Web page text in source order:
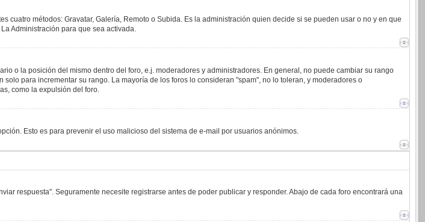
cuatro métodos: Gravatar, Galería, Remoto o Subida. Es la administración quien decide si se pueden usar o no y en que
Administración para que sea activada.
o la posición del mismo dentro del foro, e.j. moderadores y administradores. En general, no puede cambiar su rango
para incrementar su rango. La mayoría de los foros lo consideran "spam", no lo toleran, y moderadores o
como la expulsión del foro.
Esto es para prevenir el uso malicioso del sistema de e-mail por usuarios anónimos.
respuesta". Seguramente necesite registrarse antes de poder publicar y responder. Abajo de cada foro encontrará una